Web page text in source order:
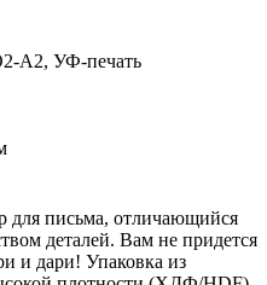
А2, УФ-печать
для письма, отличающийся
деталей. Вам не придется
и дари! Упаковка из